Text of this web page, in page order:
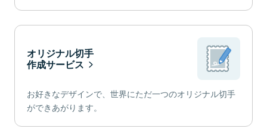
オリジナル切手
作成サービス
お好きなデザインで、世界にただ一つのオリジナル切手
ができあがります。